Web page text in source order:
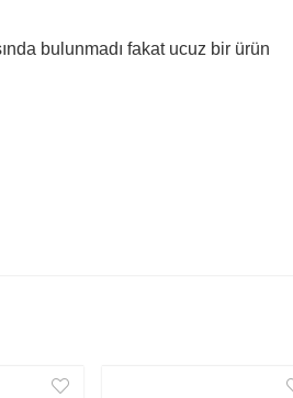
bulunmadı fakat ucuz bir ürün